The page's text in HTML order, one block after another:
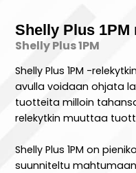
Shelly Plus 1PM
Shelly Plus 1PM
Shelly Plus 1PM -
avulla voidaan ohjata
tuotteita milloin
relekytkin muuttaa
Shelly Plus 1PM on
suunniteltu